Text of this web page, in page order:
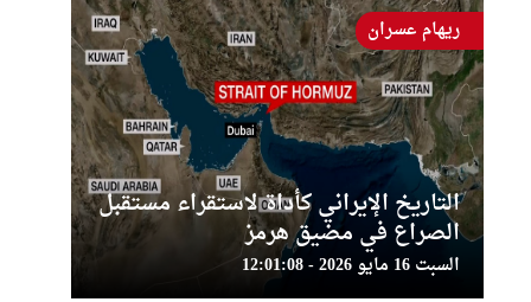
التاريخ الإيراني كأداة لاستقراء مستقبل
الصراع في مضيق هرمز
السبت 16 مايو 2026 - 12:01:08
ريهام عسران